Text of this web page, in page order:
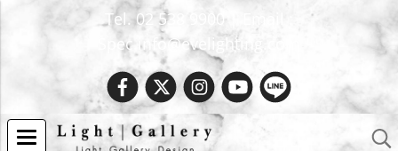
Tel. 02 538 9900 | Email :
Spec.info@evelighting.com